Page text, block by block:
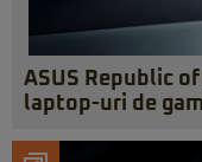
ASUS Republic
laptop-uri de